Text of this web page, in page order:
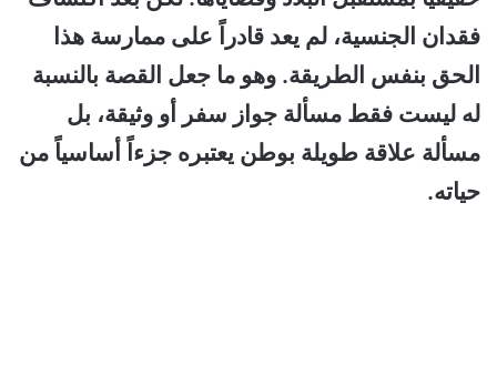
فقدان الجنسية، لم يعد قادراً على ممارسة هذا
الحق بنفس الطريقة. وهو ما جعل القصة بالنسبة
له ليست فقط مسألة جواز سفر أو وثيقة، بل
مسألة علاقة طويلة بوطن يعتبره جزءاً أساسياً من
حياته.